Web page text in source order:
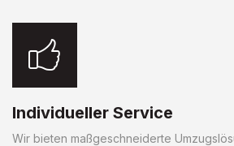
Individueller Service
Wir bieten maßgeschneiderte